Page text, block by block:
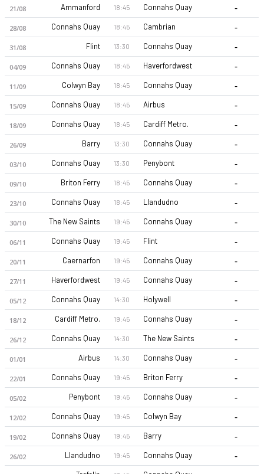
Connahs Quay Nomads FC 26-27 sezonu | Premier Lig'de
21/08 Ammanford 18:45 Connahs Quay -
28/08 Connahs Quay 18:45 Cambrian -
31/08 Flint 13:30 Connahs Quay -
04/09 Connahs Quay 18:45 Haverfordwest -
11/09 Colwyn Bay 18:45 Connahs Quay -
15/09 Connahs Quay 18:45 Airbus -
18/09 Connahs Quay 18:45 Cardiff Metro. -
26/09 Barry 13:30 Connahs Quay -
03/10 Connahs Quay 13:30 Penybont -
09/10 Briton Ferry 18:45 Connahs Quay -
23/10 Connahs Quay 18:45 Llandudno -
30/10 The New Saints 19:45 Connahs Quay -
06/11 Connahs Quay 19:45 Flint -
20/11 Caernarfon 19:45 Connahs Quay -
27/11 Haverfordwest 19:45 Connahs Quay -
05/12 Connahs Quay 14:30 Holywell -
18/12 Cardiff Metro. 19:45 Connahs Quay -
26/12 Connahs Quay 14:30 The New Saints -
01/01 Airbus 14:30 Connahs Quay -
22/01 Connahs Quay 19:45 Briton Ferry -
05/02 Penybont 19:45 Connahs Quay -
12/02 Connahs Quay 19:45 Colwyn Bay -
19/02 Connahs Quay 19:45 Barry -
26/02 Llandudno 19:45 Connahs Quay -